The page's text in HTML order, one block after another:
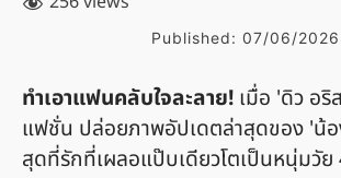
Published: 07/06/2026
ทำเอาแฟนคลับใจละลาย! เมื่อ 'ดิว อริ
แฟชั่น ปล่อยภาพอัปเดตล่าสุดของ 'น้อ
สุดที่รักที่เผลอแป๊บเดียวโตเป็นหนุ่มวั